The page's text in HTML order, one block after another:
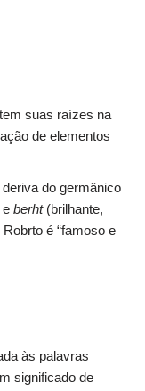
suas raízes na
de elementos
do germânico
berht(brilhante,
é “famoso e
às palavras
significado de